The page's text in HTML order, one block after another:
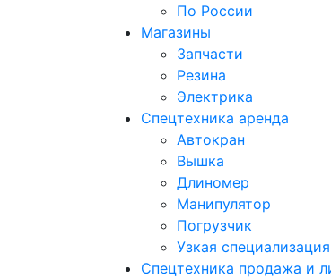
По России
Магазины
Запчасти
Резина
Электрика
Спецтехника аренда
Автокран
Вышка
Длиномер
Манипулятор
Погрузчик
Узкая специализация
Спецтехника продажа и